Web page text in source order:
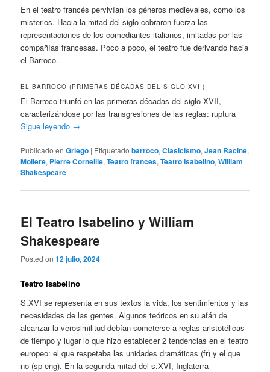
En el teatro francés pervivían los géneros medievales, como los
misterios. Hacia la mitad del siglo cobraron fuerza las
representaciones de los comediantes italianos, imitadas por las
compañías francesas. Poco a poco, el teatro fue derivando hacia
el Barroco.
EL BARROCO (PRIMERAS DÉCADAS DEL SIGLO XVII)
El Barroco triunfó en las primeras décadas del siglo XVII,
caracterizándose por las transgresiones de las reglas: ruptura
Sigue leyendo →
Publicado en Griego | Etiquetado barroco,Clasicismo,Jean Racine,
Moliere, Pierre Corneille,Teatro frances,Teatro Isabelino,William
Shakespeare
El Teatro Isabelino y William
Shakespeare
Posted on12 julio, 2024
Teatro Isabelino
S.XVI se representa en sus textos la vida, los sentimientos y las
necesidades de las gentes. Algunos teóricos en su afán de
alcanzar la verosimilitud debían someterse a reglas aristotélicas
de tiempo y lugar lo que hizo establecer 2 tendencias en el teatro
europeo: el que respetaba las unidades dramáticas (fr) y el que
no (sp-eng). En la segunda mitad del s.XVI, Inglaterra